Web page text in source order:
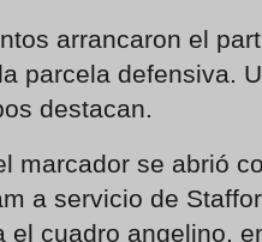
arrancaron el
parcela defensiva.
destacan.
marcador se abrió
a servicio de
el cuadro angelino,